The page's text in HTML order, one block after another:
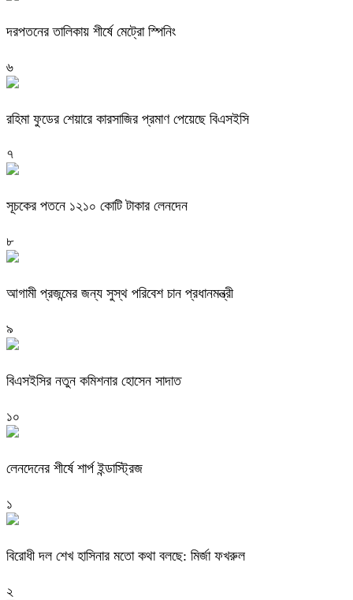
দরপতনের তালিকায় শীর্ষে মেট্রো স্পিনিং
৬
রহিমা ফুডের শেয়ারে কারসাজির প্রমাণ পেয়েছে বিএসইসি
৭
সূচকের পতনে ১২১০ কোটি টাকার লেনদেন
৮
আগামী প্রজন্মের জন্য সুস্থ পরিবেশ চান প্রধানমন্ত্রী
৯
বিএসইসির নতুন কমিশনার হোসেন সাদাত
১০
লেনদেনের শীর্ষে শার্প ইন্ডাস্ট্রিজ
১
বিরোধী দল শেখ হাসিনার মতো কথা বলছে: মির্জা ফখরুল
২